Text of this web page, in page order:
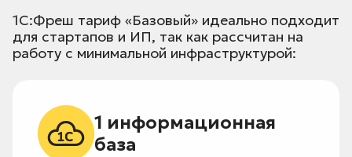
1С:Фреш тариф «Базовый» идеально подходит
для стартапов и ИП, так как рассчитан на
работу с минимальной инфраструктурой:
1 информационная
база